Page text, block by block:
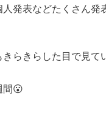
人発表などたくさん発
らきらした目で見て
間😮